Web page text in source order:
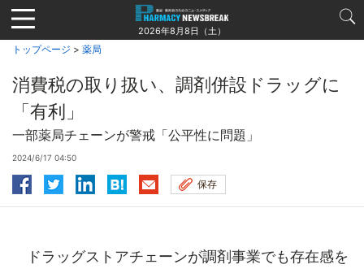
Jump
to
navigation
2026年8月8日（土）
トップページ > 薬局
消費税の取り扱い、調剤併設ドラッグに
「有利」
一部薬局チェーンが警戒「公平性に問題」
2024/6/17 04:50
保存
ドラッグストアチェーンが調剤事業でも存在感を